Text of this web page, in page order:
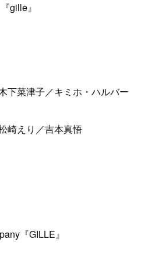
gille』
菜津子／キミホ・ハルバー
崎えり／吉本真悟
『GILLE』